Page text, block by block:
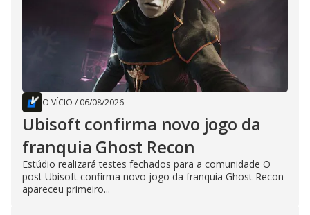
O VÍCIO / 06/08/2026
Ubisoft confirma novo jogo da
franquia Ghost Recon
Estúdio realizará testes fechados para a comunidade O
post Ubisoft confirma novo jogo da franquia Ghost Recon
apareceu primeiro...